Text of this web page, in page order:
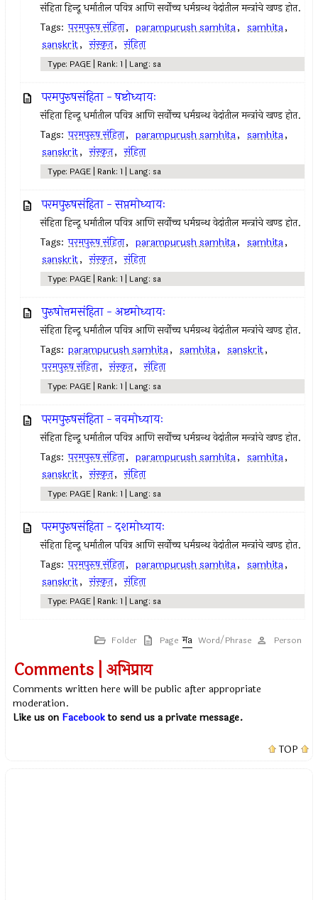
संहिता हिन्दू धर्मातील पवित्र आणि सर्वोच्च धर्मग्रन्थ वेदांतील मन्त्रांचे खण्ड होत.
Tags: परमपुरुष संहिता, parampurush samhita, samhita,
sanskrit, संस्कृत, संहिता
Type: PAGE | Rank: 1 | Lang: sa
परमपुरुषसंहिता - षष्टोध्यायः
संहिता हिन्दू धर्मातील पवित्र आणि सर्वोच्च धर्मग्रन्थ वेदांतील मन्त्रांचे खण्ड होत.
Tags: परमपुरुष संहिता, parampurush samhita, samhita,
sanskrit, संस्कृत, संहिता
Type: PAGE | Rank: 1 | Lang: sa
परमपुरुषसंहिता - सप्तमोध्यायः
संहिता हिन्दू धर्मातील पवित्र आणि सर्वोच्च धर्मग्रन्थ वेदांतील मन्त्रांचे खण्ड होत.
Tags: परमपुरुष संहिता, parampurush samhita, samhita,
sanskrit, संस्कृत, संहिता
Type: PAGE | Rank: 1 | Lang: sa
पुरुषोत्तमसंहिता - अष्टमोध्यायः
संहिता हिन्दू धर्मातील पवित्र आणि सर्वोच्च धर्मग्रन्थ वेदांतील मन्त्रांचे खण्ड होत.
Tags: parampurush samhita, samhita, sanskrit,
परमपुरुष संहिता, संस्कृत, संहिता
Type: PAGE | Rank: 1 | Lang: sa
परमपुरुषसंहिता - नवमोध्यायः
संहिता हिन्दू धर्मातील पवित्र आणि सर्वोच्च धर्मग्रन्थ वेदांतील मन्त्रांचे खण्ड होत.
Tags: परमपुरुष संहिता, parampurush samhita, samhita,
sanskrit, संस्कृत, संहिता
Type: PAGE | Rank: 1 | Lang: sa
परमपुरुषसंहिता - दशमोध्यायः
संहिता हिन्दू धर्मातील पवित्र आणि सर्वोच्च धर्मग्रन्थ वेदांतील मन्त्रांचे खण्ड होत.
Tags: परमपुरुष संहिता, parampurush samhita, samhita,
sanskrit, संस्कृत, संहिता
Type: PAGE | Rank: 1 | Lang: sa
Folder Page Word/Phrase Person
Comments | अभिप्राय
Comments written here will be public after appropriate
moderation.
Like us on Facebookto send us a private message.
TOP